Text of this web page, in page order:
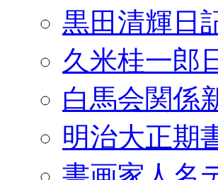
黒田清輝日
久米桂一郎
白馬会関係
明治大正期